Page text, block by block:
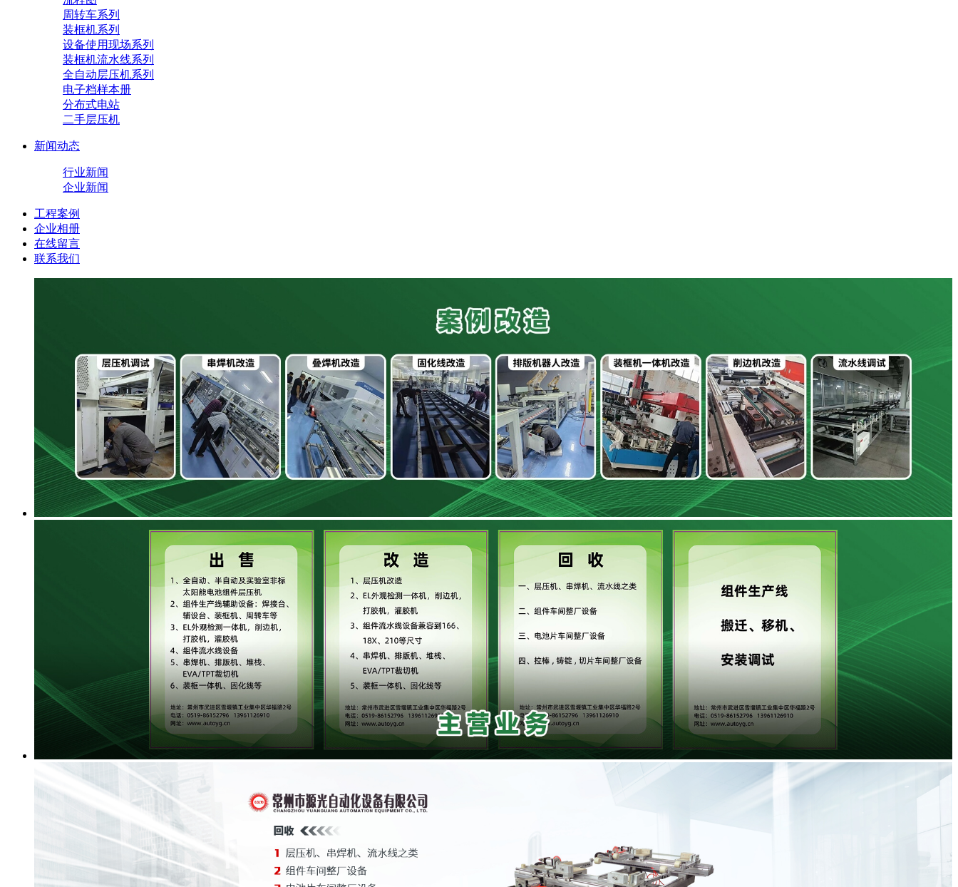
周转车系列
装框机系列
设备使用现场系列
装框机流水线系列
全自动层压机系列
电子档样本册
分布式电站
二手层压机
新闻动态
行业新闻
企业新闻
工程案例
企业相册
在线留言
联系我们